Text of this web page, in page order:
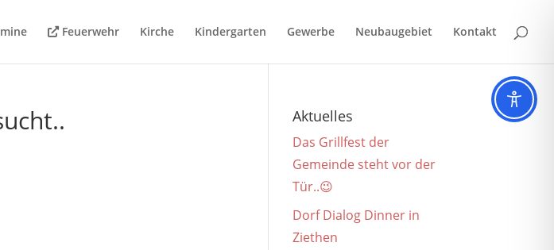
Feuerwehr Kirche Kindergarten Gewerbe Neubaugebiet Kontakt
Aktuelles
Das Grillfest der
Gemeinde steht vor der
Tür..😉
Dorf Dialog Dinner in
Ziethen